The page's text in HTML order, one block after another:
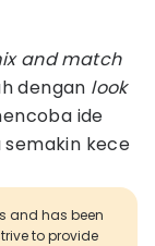
and match
dengan look
ide
kece
and has been
to provide